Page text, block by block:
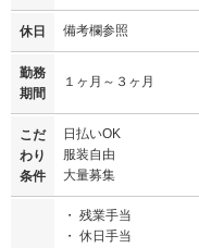
休日 備考欄参照
勤務
期間
１ヶ月～３ヶ月
こだ
わり
条件
日払いOK
服装自由
大量募集
・ 残業手当
・ 休日手当